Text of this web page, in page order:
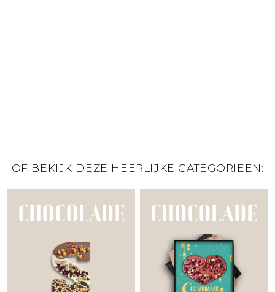
OF BEKIJK DEZE HEERLIJKE CATEGORIEËN:
CHOCOLADE CHOCOLADE